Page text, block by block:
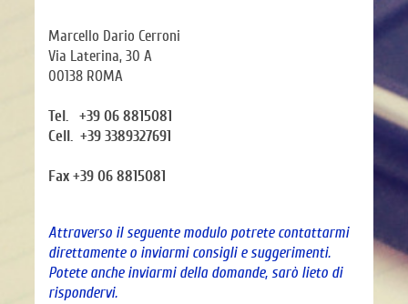
Marcello Dario Cerroni
Via Laterina, 30 A
00138 ROMA
Tel. +39 06 8815081
Cell. +39 3389327691
Fax +3906 8815081
Attraverso il seguente modulo potrete contattarmi
direttamente o inviarmi consigli e suggerimenti.
Potete anche inviarmi della domande, sarò lieto di
rispondervi.